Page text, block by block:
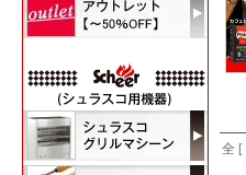
全 [